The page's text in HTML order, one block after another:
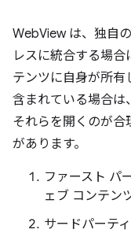
WebView は、独自
レスに統合する場合
テンツに自身が所有
含まれている場合は
それらを開くのが合
があります。
ファースト パ
ェブ コンテン
サードパーテ